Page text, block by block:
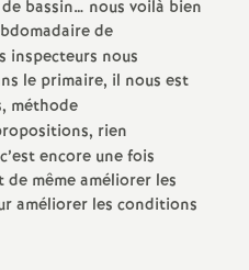
BTS)
bassin… nous voilà bien
de
inspecteurs nous
le primaire, il nous est
méthode
rien
encore une fois
même améliorer les
améliorer les conditions